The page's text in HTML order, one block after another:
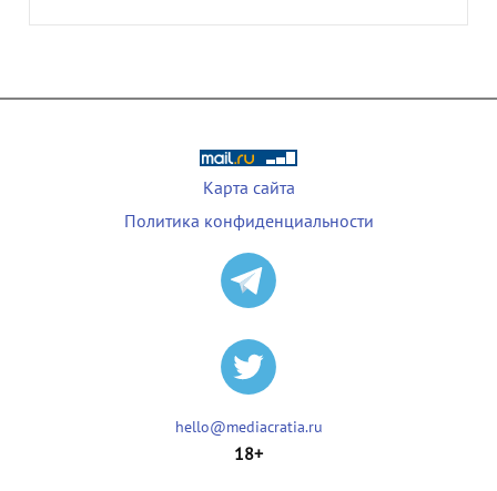
Карта сайта
Политика конфиденциальности
hello@mediacratia.ru
18+